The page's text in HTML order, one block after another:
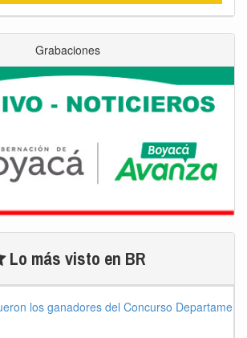
Grabaciones
Lo más visto en BR
los ganadores del Concurso